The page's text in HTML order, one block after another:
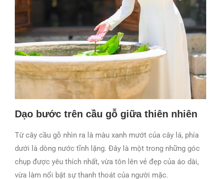
Dạo bước trên cầu gỗ giữa thiên nhiên
Từ cây cầu gỗ nhìn ra là màu xanh mướt của cây lá, phía
dưới là dòng nước tĩnh lặng. Đây là một trong những góc
chụp được yêu thích nhất, vừa tôn lên vẻ đẹp của áo dài,
vừa làm nổi bật sự thanh thoát của người mặc.